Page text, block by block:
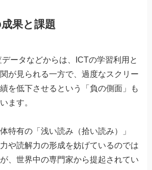
果と課題
ータなどからは、ICTの学習利用と
が見られる一方で、過度なスクリー
を低下させるという「負の側面」も
ます。
特有の「浅い読み（拾い読み）」
や読解力の形成を妨げているのでは
、世界中の専門家から提起されてい